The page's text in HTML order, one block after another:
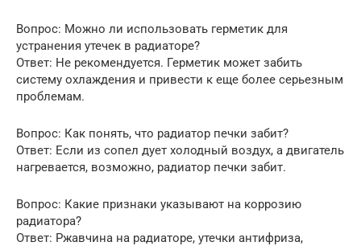
Вопрос: Можно ли использовать герметик для
устранения утечек в радиаторе?
Ответ: Не рекомендуется. Герметик может забить
систему охлаждения и привести к еще более серьезным
проблемам.
Вопрос: Как понять, что радиатор печки забит?
Ответ: Если из сопел дует холодный воздух, а двигатель
нагревается, возможно, радиатор печки забит.
Вопрос: Какие признаки указывают на коррозию
радиатора?
Ответ: Ржавчина на радиаторе, утечки антифриза,